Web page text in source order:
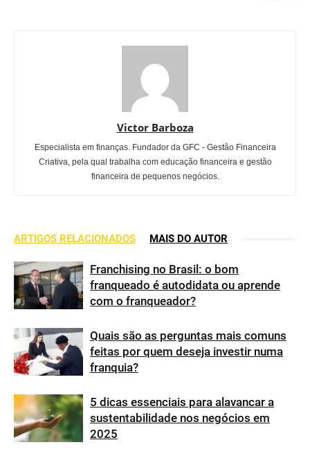
Victor Barboza
Especialista em finanças. Fundador da GFC - Gestão Financeira
Criativa, pela qual trabalha com educação financeira e gestão
financeira de pequenos negócios.
ARTIGOS RELACIONADOS MAIS DO AUTOR
Franchising no Brasil: o bom
franqueado é autodidata ou aprende
com o franqueador?
Quais são as perguntas mais comuns
feitas por quem deseja investir numa
franquia?
5 dicas essenciais para alavancar a
sustentabilidade nos negócios em
2025